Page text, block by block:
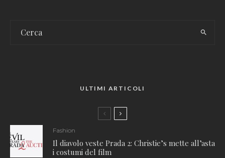
ULTIMI ARTICOLI
Fashion
Il diavolo veste Prada 2: Christie’s mette all’asta
i costumi del film